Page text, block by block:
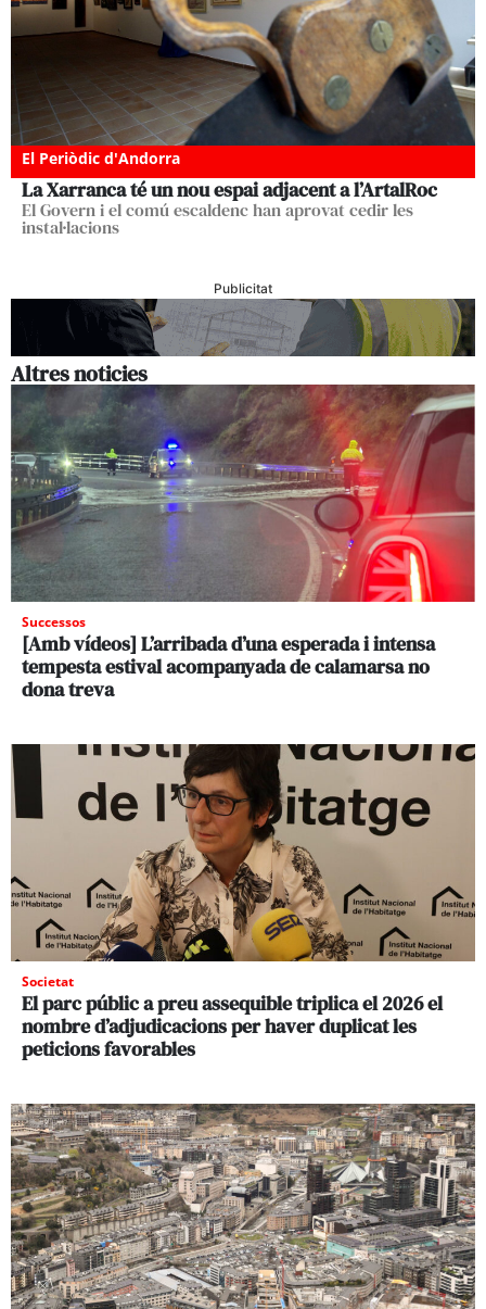
El Periòdic d'Andorra
La Xarranca té un nou espai adjacent a l’ArtalRoc
El Govern i el comú escaldenc han aprovat cedir les
instal·lacions
Publicitat
Altres noticies
Successos
[Amb vídeos] L’arribada d’una esperada i intensa
tempesta estival acompanyada de calamarsa no
dona treva
Societat
El parc públic a preu assequible triplica el 2026 el
nombre d’adjudicacions per haver duplicat les
peticions favorables